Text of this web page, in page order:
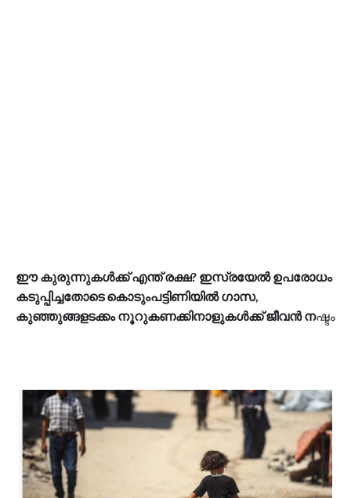
ഈ കുരുന്നുകൾക്ക് എന്ത് രക്ഷ? ഇസ്രയേൽ ഉപരോധം
കടുപ്പിച്ചതോടെ കൊടുംപട്ടിണിയിൽ ഗാസ,
കുഞ്ഞുങ്ങളടക്കം നൂറുകണക്കിനാളുകൾക്ക് ജീവൻ നഷ്ടം